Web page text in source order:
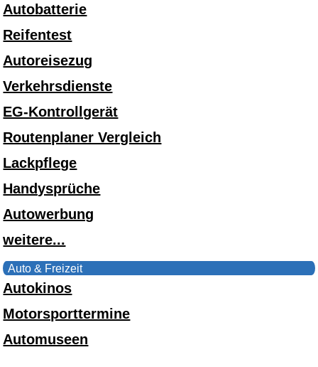
Autobatterie
Reifentest
Autoreisezug
Verkehrsdienste
EG-Kontrollgerät
Routenplaner Vergleich
Lackpflege
Handysprüche
Autowerbung
weitere...
Auto & Freizeit
Autokinos
Motorsporttermine
Automuseen